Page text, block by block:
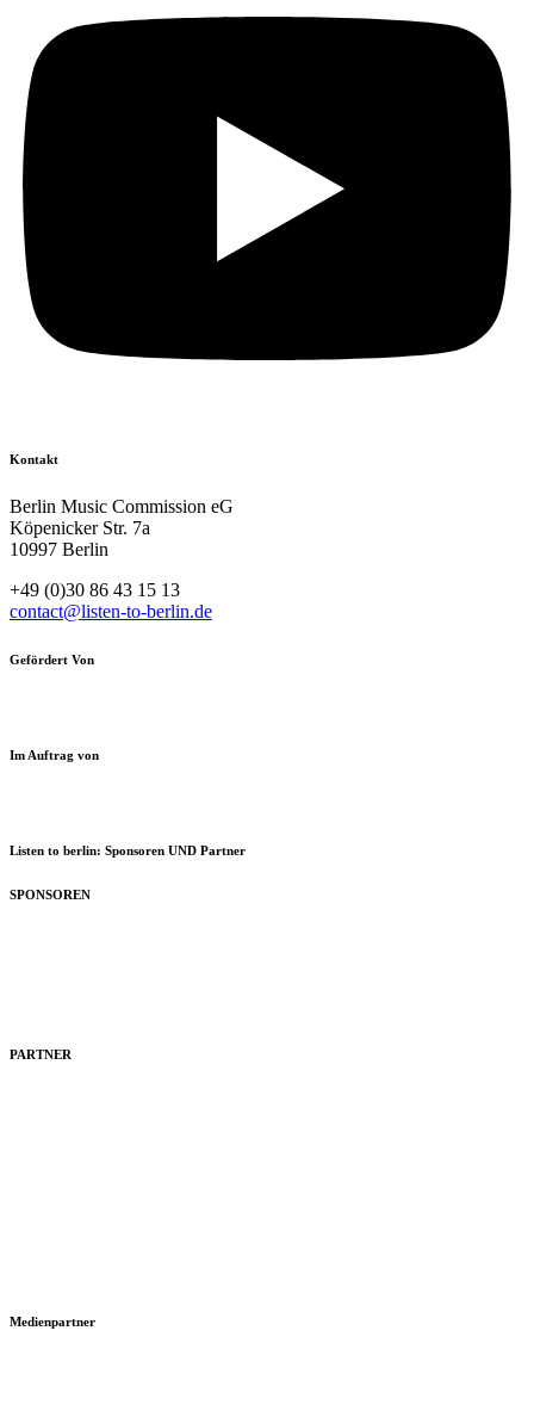
Kontakt
Berlin Music Commission eG
Köpenicker Str. 7a
10997 Berlin
+49 (0)30 86 43 15 13
contact@listen-to-berlin.de
Gefördert Von
Im Auftrag von
Listen to berlin: Sponsoren UND Partner
SPONSOREN
PARTNER
Medienpartner